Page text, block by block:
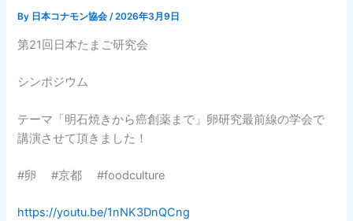
By 日本コナモン協会/2026年3月9日
第21回日本たまご研究会
シンポジウム
テーマ「明石焼きから癌創薬まで」卵研究最前線の学会で
講演させて頂きました！
#卵 #京都 #foodculture
https://youtu.be/1nNK3DnQCng